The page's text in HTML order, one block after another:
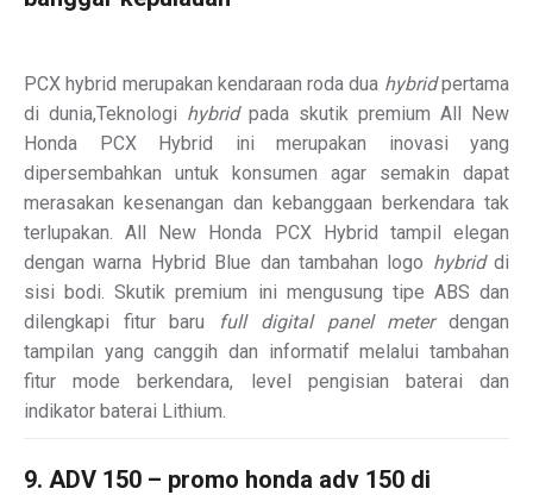
PCX hybrid merupakan kendaraan roda dua hybridpertama
di dunia,Teknologi hybridpada skutik premium All New
Honda PCX Hybrid ini merupakan inovasi yang
dipersembahkan untuk konsumen agar semakin dapat
merasakan kesenangan dan kebanggaan berkendara tak
terlupakan. All New Honda PCX Hybrid tampil elegan
dengan warna Hybrid Blue dan tambahan logo hybriddi
sisi bodi. Skutik premium ini mengusung tipe ABS dan
dilengkapi fitur baru full digital panel meterdengan
tampilan yang canggih dan informatif melalui tambahan
fitur mode berkendara, level pengisian baterai dan
indikator baterai Lithium.
9. ADV 150 – promo honda adv 150 di